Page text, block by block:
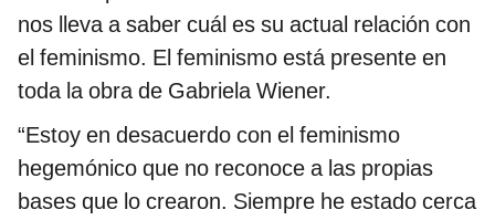
nos lleva a saber cuál es su actual relación con
el feminismo. El feminismo está presente en
toda la obra de Gabriela Wiener.
“Estoy en desacuerdo con el feminismo
hegemónico que no reconoce a las propias
bases que lo crearon. Siempre he estado cerca